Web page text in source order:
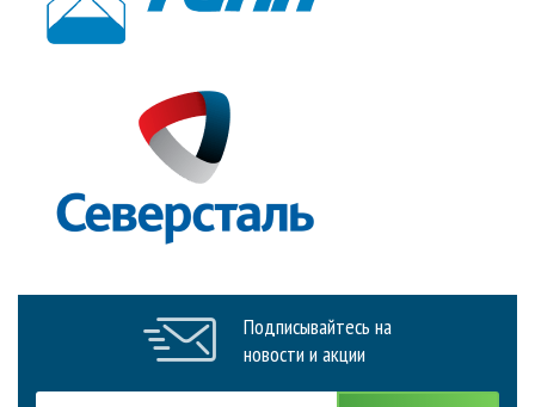
Подписывайтесь на
новости и акции